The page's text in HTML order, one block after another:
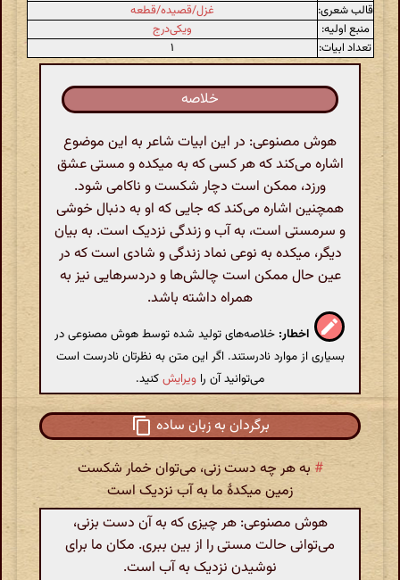
قالب شعری:
غزل/قصیده/قطعه
منبع اولیه:
ویکی‌درج
تعداد ابیات:
۱
خلاصه
هوش مصنوعی: در این ابیات شاعر به این موضوع
اشاره می‌کند که هر کسی که به میکده و مستی عشق
ورزد، ممکن است دچار شکست و ناکامی شود.
همچنین اشاره می‌کند که جایی که او به دنبال خوشی
و سرمستی است، به آب و زندگی نزدیک است. به بیان
دیگر، میکده به نوعی نماد زندگی و شادی است که در
عین حال ممکن است چالش‌ها و دردسرهایی نیز به
همراه داشته باشد.
اخطار: خلاصه‌های تولید شده توسط هوش مصنوعی در
بسیاری از موارد نادرستند. اگر این متن به نظرتان نادرست است
می‌توانید آن را ویرایشکنید.
برگردان به زبان ساده
# به هر چه دست زنی، می‌توان خمار شکست
زمین میکدهٔ ما به آب نزدیک است
هوش مصنوعی: هر چیزی که به آن دست بزنی،
می‌توانی حالت مستی را از بین ببری. مکان ما برای
نوشیدن نزدیک به آب است.